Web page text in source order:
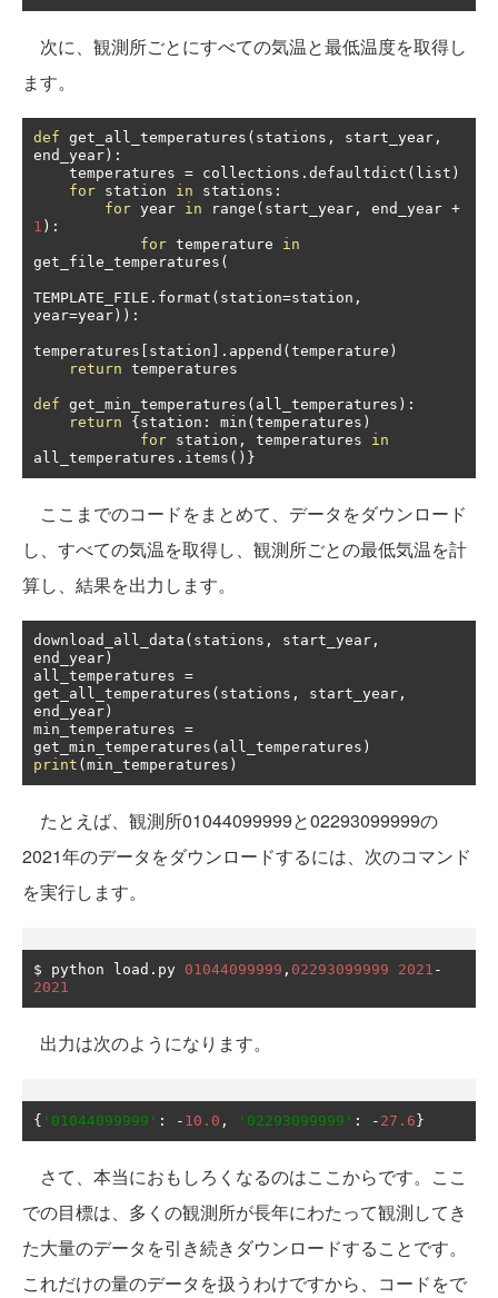
次に、観測所ごとにすべての気温と最低温度を取得し
ます。
def get_all_temperatures ( stations , start_year ,
end_year):
    temperatures
= collections . defaultdict ( list )
for station in stations :
for year in range ( start_year , end_year +
1 ):
for temperature in
get_file_temperatures (
TEMPLATE_FILE . format ( station=station ,
year=year)):
temperatures [ station ]. append (temperature )
return temperatures
def get_min_temperatures ( all_temperatures ):
return
{station : min (temperatures )
for station , temperatures in
all_temperatures . items ()}
ここまでのコードをまとめて、データをダウンロード
し、すべての気温を取得し、観測所ごとの最低気温を計
算し、結果を出力します。
download_all_data ( stations , start_year ,
end_year)
all_temperatures =
get_all_temperatures ( stations , start_year ,
end_year)
min_temperatures =
get_min_temperatures ( all_temperatures )
print (min_temperatures )
たとえば、観測所01044099999と02293099999の
2021年のデータをダウンロードするには、次のコマンド
を実行します。
$ python load . py 01044099999 , 02293099999 2021 -
2021
出力は次のようになります。
{ '01044099999' : - 10.0 , '02293099999' : - 27.6}
さて、本当におもしろくなるのはここからです。ここ
での目標は、多くの観測所が長年にわたって観測してき
た大量のデータを引き続きダウンロードすることです。
これだけの量のデータを扱うわけですから、コードをで